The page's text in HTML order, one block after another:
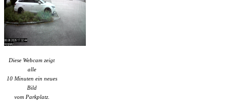
Diese Webcam zeigt
alle
10 Minuten ein neues
Bild
vom Parkplatz.